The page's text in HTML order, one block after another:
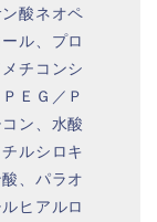
酸ネオペ
ル、プロ
チコンシ
ＥＧ／Ｐ
ン、水酸
ルシロキ
、パラオ
ヒアルロ